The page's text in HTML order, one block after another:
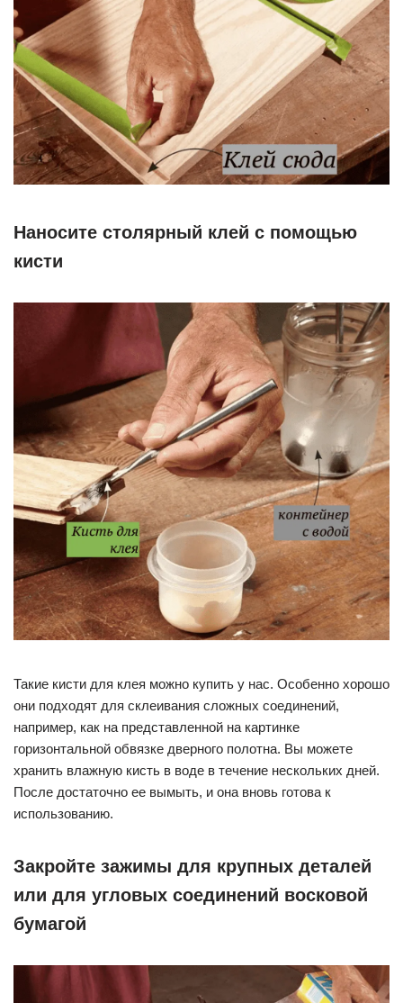
Наносите столярный клей с помощью
кисти
Такие кисти для клея можно купить у нас. Особенно хорошо
они подходят для склеивания сложных соединений,
например, как на представленной на картинке
горизонтальной обвязке дверного полотна. Вы можете
хранить влажную кисть в воде в течение нескольких дней.
После достаточно ее вымыть, и она вновь готова к
использованию.
Закройте зажимы для крупных деталей
или для угловых соединений восковой
бумагой